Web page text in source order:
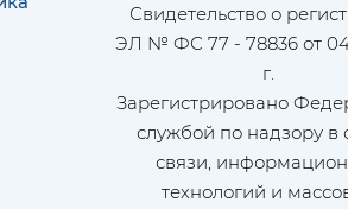
Свидетельство о
ЭЛ № ФС 77 - 78836 от
г.
Зарегистрировано
службой по надзору в
связи,
технологий и